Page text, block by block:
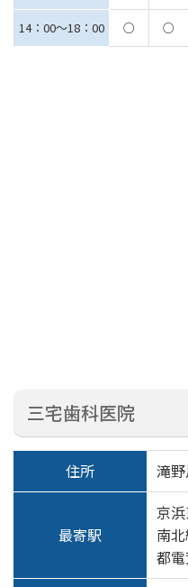
14：00～18：00 ○ ○
三宅歯科医院
住所 滝
最寄駅
京
南
都